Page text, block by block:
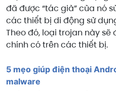
đã được “tác giả” của nó
các thiết bị di động sử
Theo đó, loại trojan này
chính có trên các thiết bị.
5 mẹo giúp điện thoại
malware